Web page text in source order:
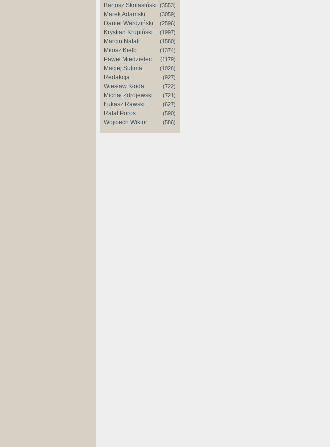
Bartosz Skolasiński (3553)
Marek Adamski (3059)
Daniel Wardziński (2596)
Krystian Krupiński (1997)
Marcin Natali (1580)
Miłosz Kiełb (1374)
Paweł Miedzielec (1179)
Maciej Sulima (1026)
Redakcja (927)
Wiesław Kłoda (722)
Michał Zdrojewski (721)
Łukasz Rawski (627)
Rafał Poros (590)
Wojciech Wiktor (586)